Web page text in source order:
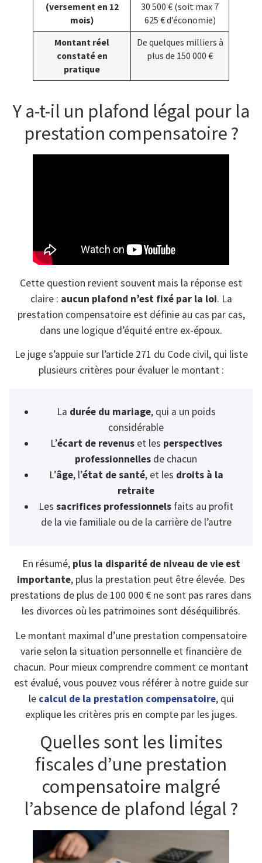
(versement en 12
mois)
30 500 € (soit max 7
625 € d’économie)
Montant réel
constaté en
pratique
De quelques milliers à
plus de 150 000 €
Y a-t-il un plafond légal pour la
prestation compensatoire ?
Cette question revient souvent mais la réponse est
claire : aucun plafond n’est fixé par la loi. La
prestation compensatoire est définie au cas par cas,
dans une logique d’équité entre ex-époux.
Le juge s’appuie sur l’article 271 du Code civil, qui liste
plusieurs critères pour évaluer le montant :
La durée du mariage, qui a un poids
considérable
L’écart de revenuset les perspectives
professionnelles de chacun
L’âge, l’état de santé, et les droits à la
retraite
Lessacrifices professionnels faits au profit
de la vie familiale ou de la carrière de l’autre
En résumé, plus la disparité de niveau de vie est
importante, plus la prestation peut être élevée. Des
prestations de plus de 100 000 € ne sont pas rares dans
les divorces où les patrimoines sont déséquilibrés.
Le montant maximal d’une prestation compensatoire
varie selon la situation personnelle et financière de
chacun. Pour mieux comprendre comment ce montant
est évalué, vous pouvez vous référer à notre guide sur
le calcul de la prestation compensatoire, qui
explique les critères pris en compte par les juges.
Quelles sont les limites
fiscales d’une prestation
compensatoire malgré
l’absence de plafond légal ?